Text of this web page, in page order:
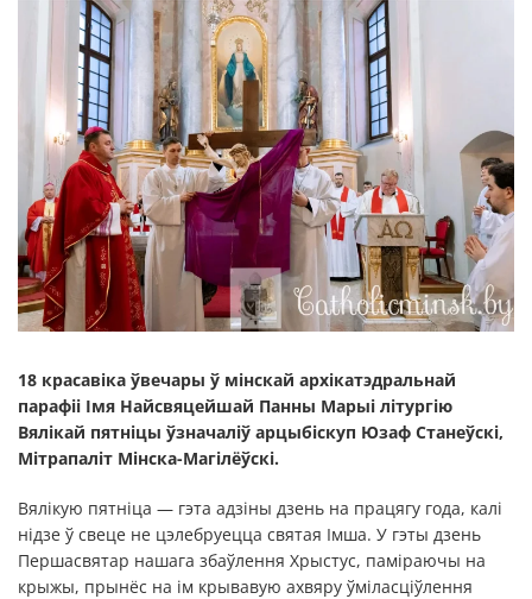
18 красавіка ўвечары ў мінскай архікатэдральнай
парафіі Імя Найсвяцейшай Панны Марыі літургію
Вялікай пятніцы ўзначаліў арцыбіскуп Юзаф Станеўскі,
Мітрапаліт Мінска-Магілёўскі.
Вялікую пятніца — гэта адзіны дзень на працягу года, калі
нідзе ў свеце не цэлебруецца святая Імша. У гэты дзень
Першасвятар нашага збаўлення Хрыстус, паміраючы на
крыжы, прынёс на ім крывавую ахвяру ўміласціўлення